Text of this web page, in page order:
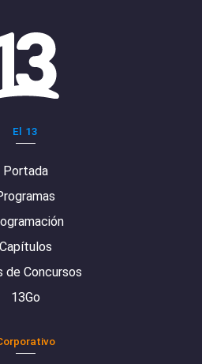
El 13
Portada
Capítulos
de Concursos
13Go